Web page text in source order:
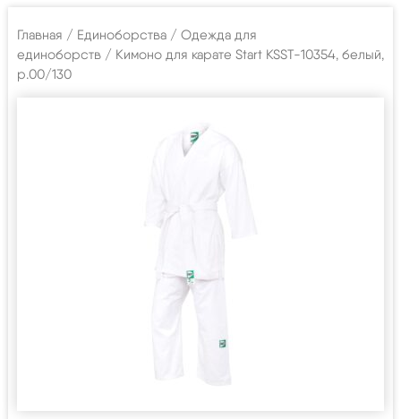
Главная / Единоборства / Одежда для
единоборств / Кимоно для карате Start KSST-10354, белый,
р.00/130